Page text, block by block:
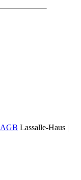
AGB Lassalle-Haus |